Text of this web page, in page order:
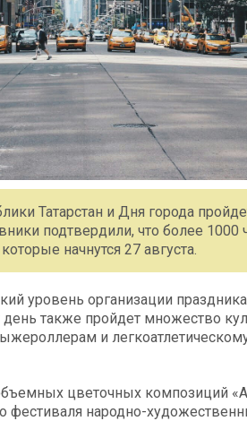
Татарстан и Дня города
подтвердили, что более 1000
начнутся 27 августа.
уровень организации
также пройдет множество
и
цветочных композиций
фестиваля народно-